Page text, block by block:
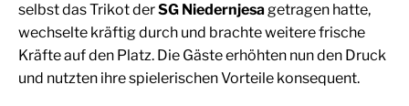
selbst das Trikot derSG Niedernjesagetragen hatte,
wechselte kräftig durch und brachte weitere frische
Kräfte auf den Platz. Die Gäste erhöhten nun den Druck
und nutzten ihre spielerischen Vorteile konsequent.